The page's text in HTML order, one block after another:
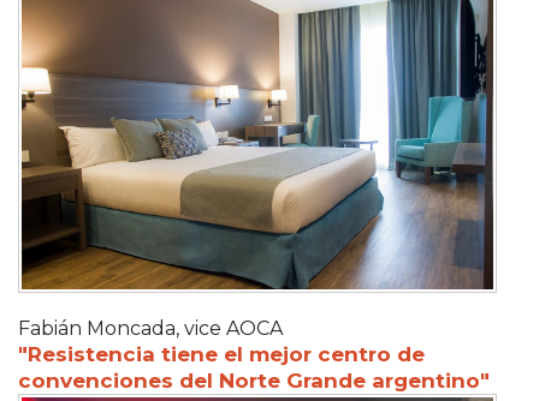
Fabián Moncada, vice AOCA
"Resistencia tiene el mejor centro de
convenciones del Norte Grande argentino"